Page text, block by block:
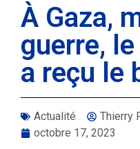
À Gaza,
guerre,
a reçu le
Actualité
Thierry
octobre 17, 2023